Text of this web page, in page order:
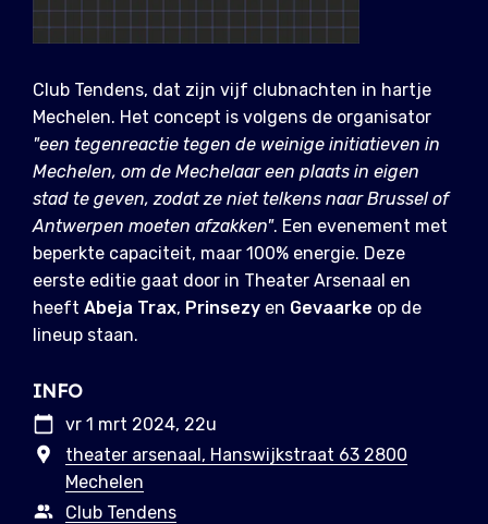
Club Tendens, dat zijn vijf clubnachten in hartje
Mechelen. Het concept is volgens de organisator
"een tegenreactie tegen de weinige initiatieven in
Mechelen, om de Mechelaar een plaats in eigen
stad te geven, zodat ze niet telkens naar Brussel of
Antwerpen moeten afzakken". Een evenement met
beperkte capaciteit, maar 100% energie. Deze
eerste editie gaat door in Theater Arsenaal en
heeft Abeja Trax, Prinsezy en Gevaarke op de
lineup staan.
INFO
vr 1 mrt 2024, 22u
theater arsenaal, Hanswijkstraat 63 2800
Mechelen
Club Tendens